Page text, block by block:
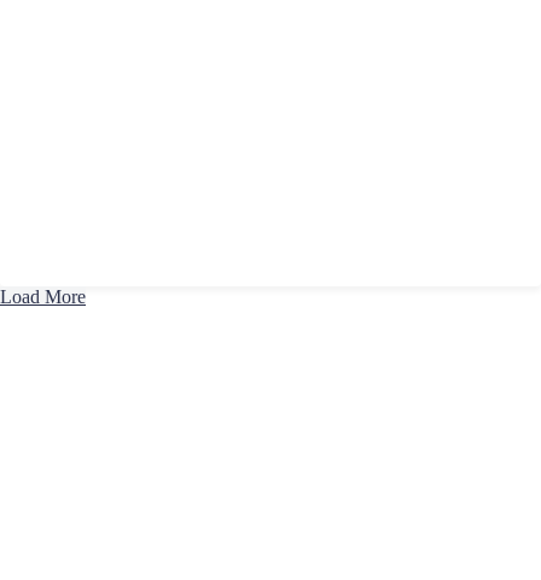
Load More